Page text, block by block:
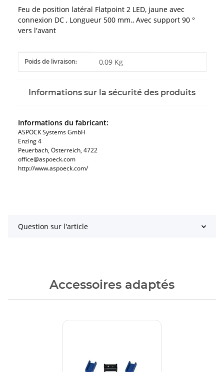
Feu de position latéral Flatpoint 2 LED, jaune avec
connexion DC , Longueur 500 mm., Avec support 90 °
vers l'avant
#productDetails.itemInformation#
#productDetails.itemValue#
Poids de livraison: 0,09 Kg
Informations sur la sécurité des produits
Informations du fabricant:
ASPÖCK Systems GmbH
Enzing 4
Peuerbach, Österreich, 4722
office@aspoeck.com
http://www.aspoeck.com/
Question sur l'article
Accessoires adaptés